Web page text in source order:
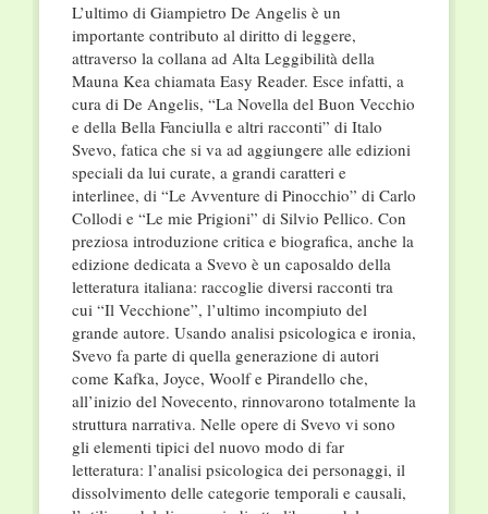
L’ultimo di Giampietro De Angelis è un
importante contributo al diritto di leggere,
attraverso la collana ad Alta Leggibilità della
Mauna Kea chiamata Easy Reader. Esce infatti, a
cura di De Angelis, “La Novella del Buon Vecchio
e della Bella Fanciulla e altri racconti” di Italo
Svevo, fatica che si va ad aggiungere alle edizioni
speciali da lui curate, a grandi caratteri e
interlinee, di “Le Avventure di Pinocchio” di Carlo
Collodi e “Le mie Prigioni” di Silvio Pellico. Con
preziosa introduzione critica e biografica, anche la
edizione dedicata a Svevo è un caposaldo della
letteratura italiana: raccoglie diversi racconti tra
cui “Il Vecchione”, l’ultimo incompiuto del
grande autore. Usando analisi psicologica e ironia,
Svevo fa parte di quella generazione di autori
come Kafka, Joyce, Woolf e Pirandello che,
all’inizio del Novecento, rinnovarono totalmente la
struttura narrativa. Nelle opere di Svevo vi sono
gli elementi tipici del nuovo modo di far
letteratura: l’analisi psicologica dei personaggi, il
dissolvimento delle categorie temporali e causali,